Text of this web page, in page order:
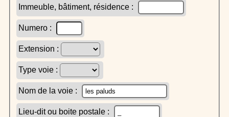
Immeuble, bâtiment, résidence :
Numero :
Extension :
Type voie :
Nom de la voie :
Lieu-dit ou boite postale :